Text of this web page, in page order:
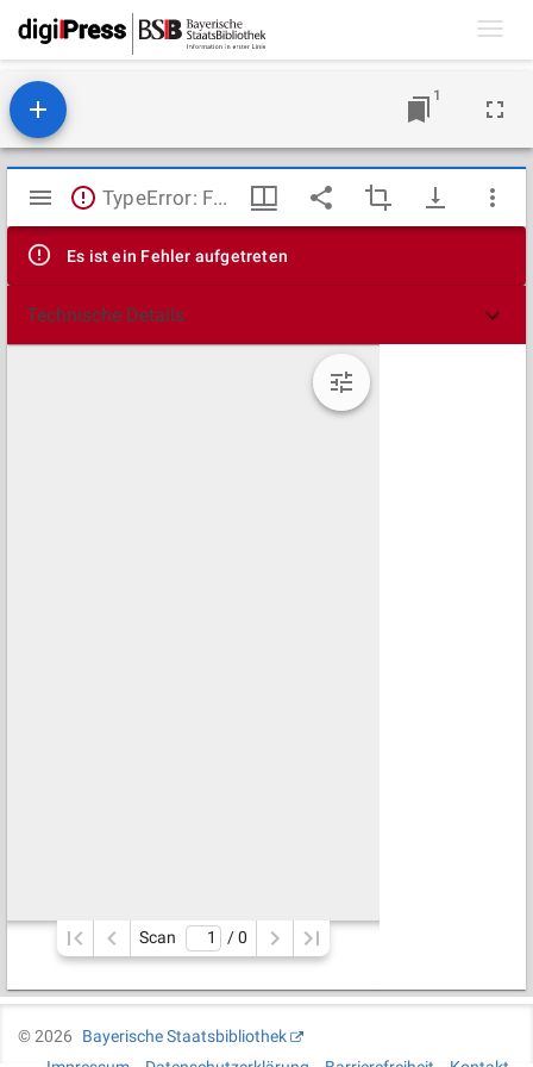
1
Mirador
Viewer
TypeError: Failed to fetch
Es ist ein Fehler aufgetreten
Technische Details
Scan / 0
©2026
Bayerische Staatsbibliothek